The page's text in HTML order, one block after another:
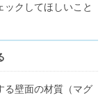
クしてほしいこと
る壁面の材質（マグ